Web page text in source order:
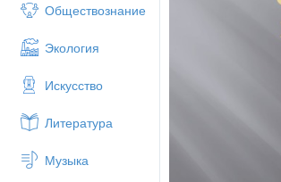
Обществознание
Экология
Искусство
Литература
Музыка